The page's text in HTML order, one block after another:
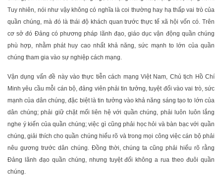
Tuy nhiên, nói như vậy không có nghĩa là coi thường hay hạ thấp vai trò của
quần chúng, mà đó là thái độ khách quan trước thực tế xã hội vốn có. Trên
cơ sở đó Đảng có phương pháp lãnh đạo, giáo dục vận động quần chúng
phù hợp, nhằm phát huy cao nhất khả năng, sức mạnh to lớn của quần
chúng tham gia vào sự nghiệp cách mạng.
Vận dụng vấn đề này vào thực tiễn cách mạng Việt Nam, Chủ tịch Hồ Chí
Minh yêu cầu mỗi cán bộ, đảng viên phải tin tưởng, tuyệt đối vào vai trò, sức
mạnh của dân chúng, đặc biệt là tin tưởng vào khả năng sáng tạo to lớn của
dân chúng; phải giữ chặt mối liên hệ với quần chúng, phải luôn luôn lắng
nghe ý kiến của quần chúng; việc gì cũng phải học hỏi và bàn bạc với quần
chúng, giải thích cho quần chúng hiểu rõ và trong mọi công việc cán bộ phải
nêu gương trước dân chúng. Đồng thời, chúng ta cũng phải hiểu rõ rằng
Đảng lãnh đạo quần chúng, nhưng tuyệt đối không a rua theo đuôi quần
chúng.